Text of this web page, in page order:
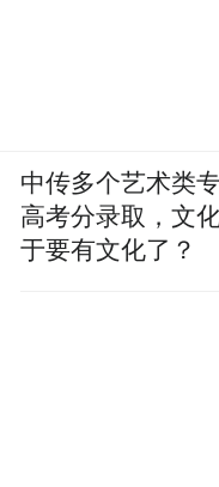
中传多个艺术类
高考分录取，文
于要有文化了？